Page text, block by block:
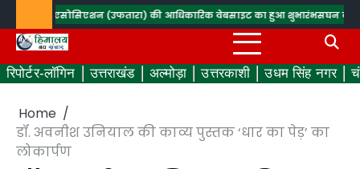
to
content
एसोसिएशन (उफतारा) की आधिकारिक वेबसाइट का हुआ शुभारंभसघन वृक्षारोपण कर
रिपोर्टर-लॉगिन उत्तराखंड अल्मोड़ा उत्तरकाशी उधम सिंह नगर
Home
डॉ. अवनीश उनियाल की काव्य पुस्तक ‘धार का पेड़’ का
लोकार्पण